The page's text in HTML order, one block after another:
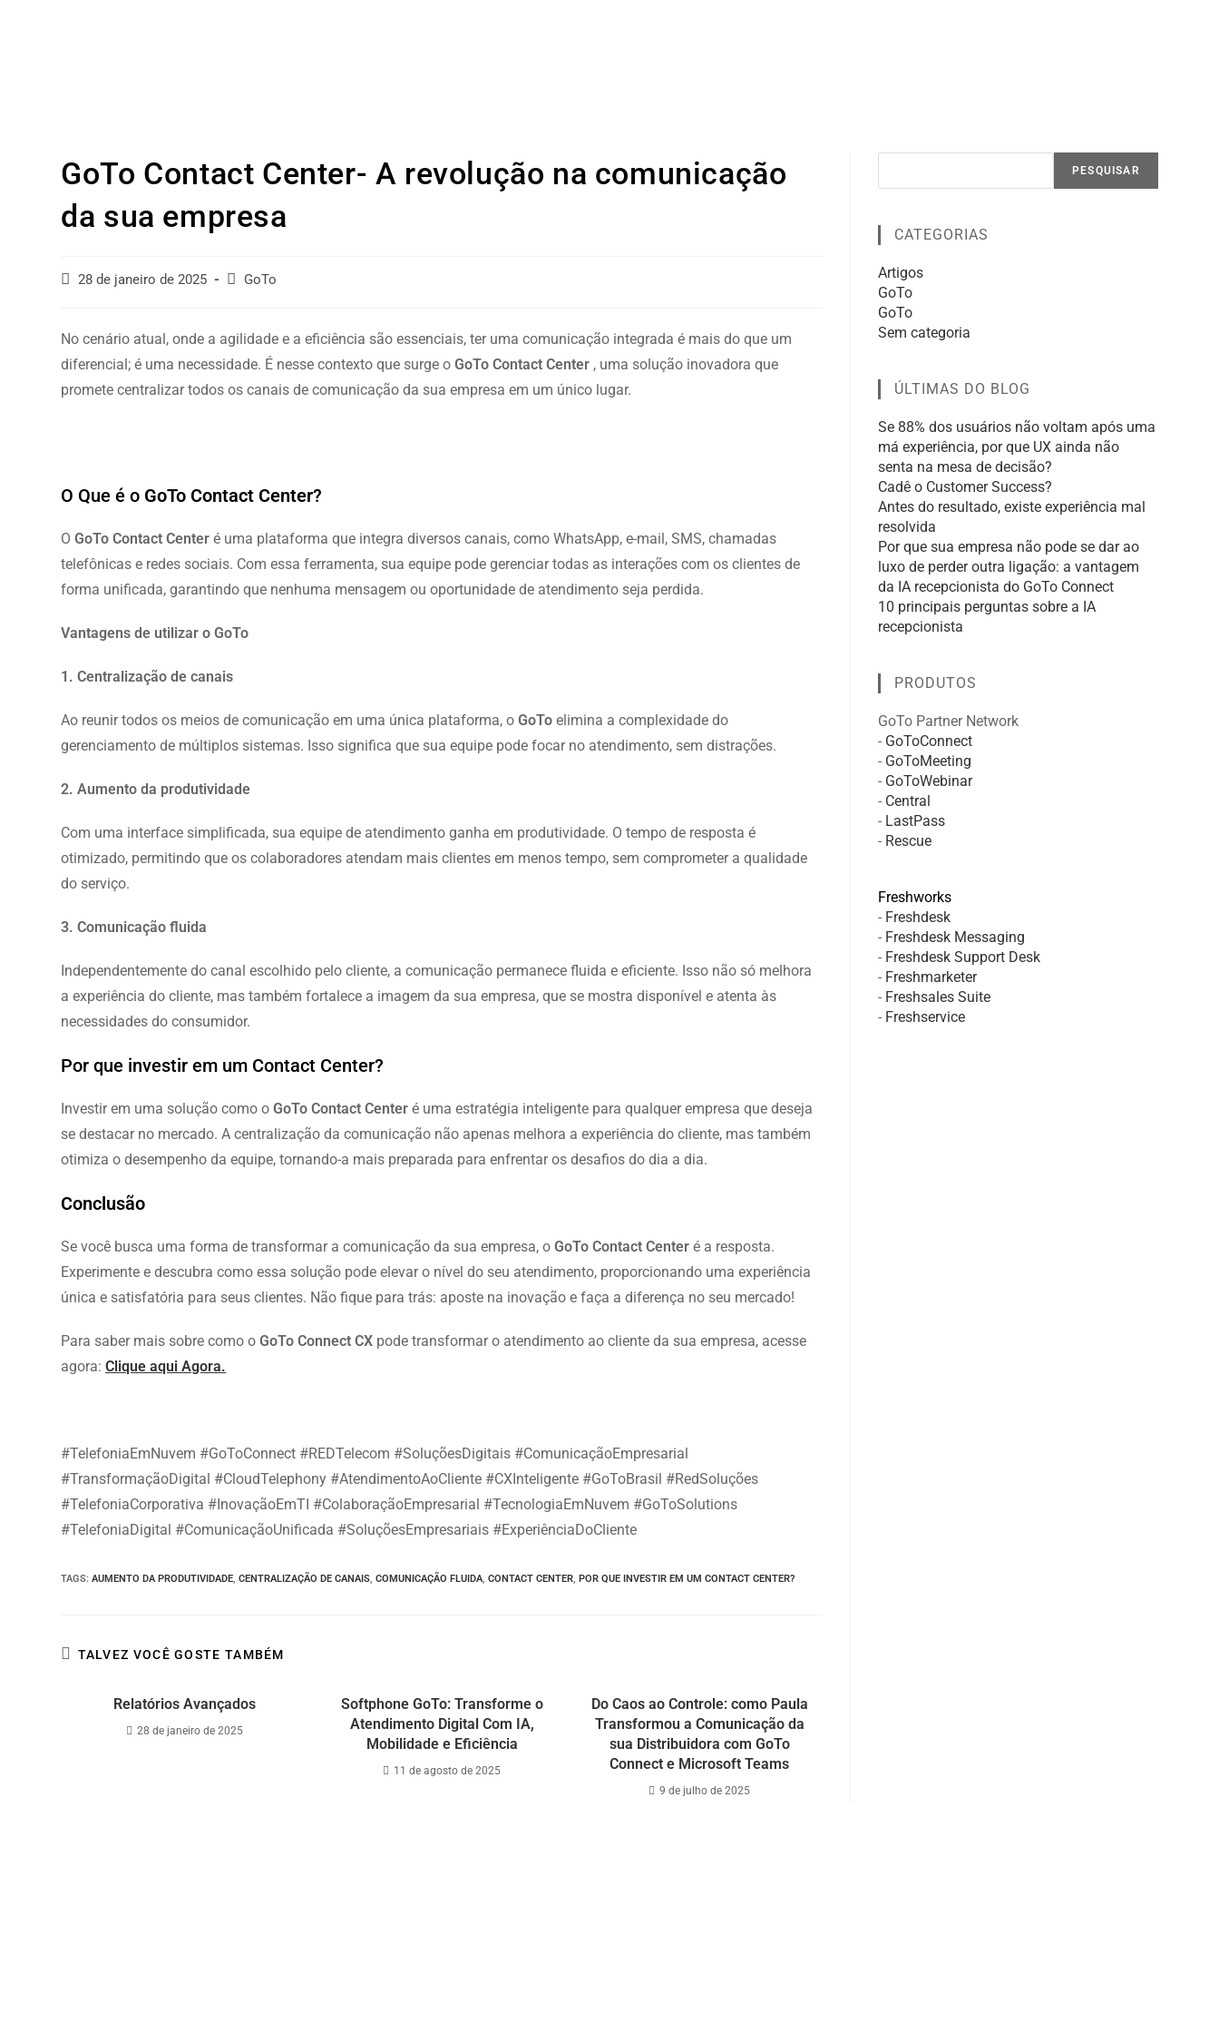
GoTo Contact Center- A revolução na comunicação
da sua empresa
28 de janeiro de 2025 GoTo
No cenário atual, onde a agilidade e a eficiência são essenciais, ter uma comunicação integrada é mais do que um
diferencial; é uma necessidade. É nesse contexto que surge oGoTo Contact Center , uma solução inovadora que
promete centralizar todos os canais de comunicação da sua empresa em um único lugar.
O Que é o GoTo Contact Center?
OGoTo Contact Center é uma plataforma que integra diversos canais, como WhatsApp, e-mail, SMS, chamadas
telefônicas e redes sociais. Com essa ferramenta, sua equipe pode gerenciar todas as interações com os clientes de
forma unificada, garantindo que nenhuma mensagem ou oportunidade de atendimento seja perdida.
Vantagens de utilizar o GoTo
1. Centralização de canais
Ao reunir todos os meios de comunicação em uma única plataforma, oGoTo elimina a complexidade do
gerenciamento de múltiplos sistemas. Isso significa que sua equipe pode focar no atendimento, sem distrações.
2. Aumento da produtividade
Com uma interface simplificada, sua equipe de atendimento ganha em produtividade. O tempo de resposta é
otimizado, permitindo que os colaboradores atendam mais clientes em menos tempo, sem comprometer a qualidade
do serviço.
3. Comunicação fluida
Independentemente do canal escolhido pelo cliente, a comunicação permanece fluida e eficiente. Isso não só melhora
a experiência do cliente, mas também fortalece a imagem da sua empresa, que se mostra disponível e atenta às
necessidades do consumidor.
Por que investir em um Contact Center?
Investir em uma solução como oGoTo Contact Center é uma estratégia inteligente para qualquer empresa que deseja
se destacar no mercado. A centralização da comunicação não apenas melhora a experiência do cliente, mas também
otimiza o desempenho da equipe, tornando-a mais preparada para enfrentar os desafios do dia a dia.
Conclusão
Se você busca uma forma de transformar a comunicação da sua empresa, oGoTo Contact Center é a resposta.
Experimente e descubra como essa solução pode elevar o nível do seu atendimento, proporcionando uma experiência
única e satisfatória para seus clientes. Não fique para trás: aposte na inovação e faça a diferença no seu mercado!
Para saber mais sobre como oGoTo Connect CX pode transformar o atendimento ao cliente da sua empresa, acesse
agora:Clique aqui Agora.
#TelefoniaEmNuvem #GoToConnect #REDTelecom #SoluçõesDigitais #ComunicaçãoEmpresarial
#TransformaçãoDigital #CloudTelephony #AtendimentoAoCliente #CXInteligente #GoToBrasil #RedSoluções
#TelefoniaCorporativa #InovaçãoEmTI #ColaboraçãoEmpresarial #TecnologiaEmNuvem #GoToSolutions
#TelefoniaDigital #ComunicaçãoUnificada #SoluçõesEmpresariais #ExperiênciaDoCliente
TAGS:AUMENTO DA PRODUTIVIDADE, CENTRALIZAÇÃO DE CANAIS, COMUNICAÇÃO FLUIDA, CONTACT CENTER, POR QUE INVESTIR EM UM CONTACT CENTER?
TALVEZ VOCÊ GOSTE TAMBÉM
Relatórios Avançados
28 de janeiro de 2025
Softphone GoTo: Transforme o
Atendimento Digital Com IA,
Mobilidade e Eficiência
11 de agosto de 2025
Do Caos ao Controle: como Paula
Transformou a Comunicação da
sua Distribuidora com GoTo
Connect e Microsoft Teams
9 de julho de 2025
PESQUISAR
CATEGORIAS
Artigos
GoTo
GoTo
Sem categoria
ÚLTIMAS DO BLOG
Se 88% dos usuários não voltam após uma
má experiência, por que UX ainda não
senta na mesa de decisão?
Cadê o Customer Success?
Antes do resultado, existe experiência mal
resolvida
Por que sua empresa não pode se dar ao
luxo de perder outra ligação: a vantagem
da IA recepcionista do GoTo Connect
10 principais perguntas sobre a IA
recepcionista
PRODUTOS
GoTo Partner Network
- GoToConnect
- GoToMeeting
- GoToWebinar
- Central
- LastPass
- Rescue
Freshworks
- Freshdesk
- Freshdesk Messaging
- Freshdesk Support Desk
- Freshmarketer
- Freshsales Suite
- Freshservice